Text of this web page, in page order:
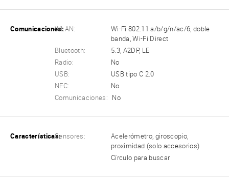
Comunicaciones:WLAN:
Wi-Fi 802.11 a/b/g/n/ac/6, doble
banda, Wi-Fi Direct
Bluetooth:
5.3, A2DP, LE
Radio:
No
USB:
USB tipo C 2.0
NFC:
No
Comunicaciones:
No
Características:Sensores:
Acelerómetro, giroscopio,
proximidad (solo accesorios)
Círculo para buscar